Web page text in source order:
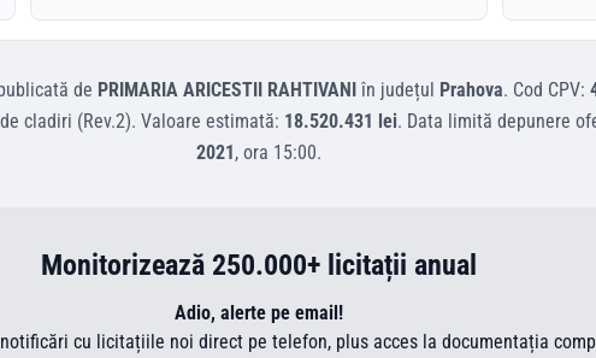
de PRIMARIA ARICESTII RAHTIVANIîn județul Prahova. Cod CPV:
cladiri (Rev.2). Valoare estimată: 18.520.431 lei. Data limită depunere
2021, ora 15:00.
Monitorizează 250.000+ licitații anual
Adio, alerte pe email!
cu licitațiile noi direct pe telefon, plus acces la documentația